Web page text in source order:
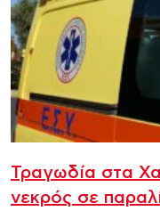
Τραγωδία στα
νεκρός σε